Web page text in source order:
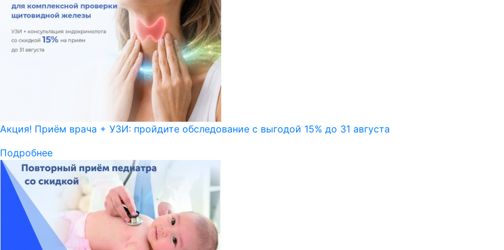
Акция! Приём врача + УЗИ: пройдите обследование с выгодой 15% до 31 августа
Подробнее